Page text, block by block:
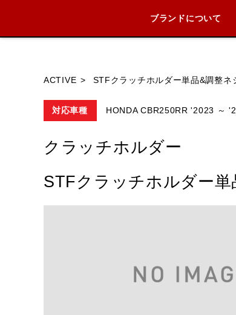
ブランドについて
ACTIVE STFクラッチホルダー単品&調整ネ
対応車種 HONDA CBR250RR '2023 ～
クラッチホルダー
STFクラッチホルダー